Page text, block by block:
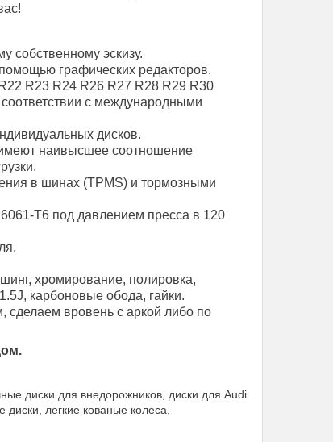
собственному эскизу.
графических редакторов.
R22 R23 R24 R26 R27 R28 R29 R30
с международными
дисков.
наивысшее соотношение
в шинах (TPMS) и тормозными
T6 под давлением пресса в 120
хромирование, полировка,
карбоновые обода, гайки.
вровень с аркой либо по
диски для внедорожников, диски для Audi
легкие кованые колеса,